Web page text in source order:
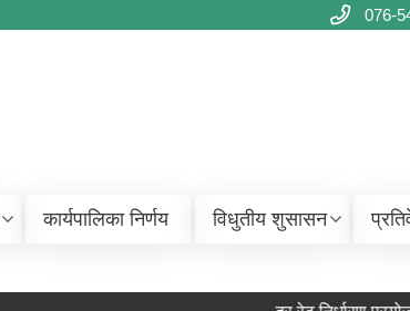
076-
कार्यपालिका निर्णय विधुतीय शुसासन